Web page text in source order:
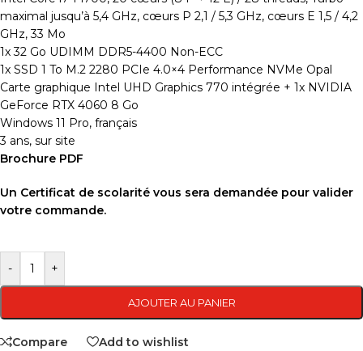
maximal jusqu’à 5,4 GHz, cœurs P 2,1 / 5,3 GHz, cœurs E 1,5 / 4,2
GHz, 33 Mo
1x 32 Go UDIMM DDR5-4400 Non-ECC
1x SSD 1 To M.2 2280 PCIe 4.0×4 Performance NVMe Opal
Carte graphique Intel UHD Graphics 770 intégrée + 1x NVIDIA
GeForce RTX 4060 8 Go
Windows 11 Pro, français
3 ans, sur site
Brochure PDF
Un Certificat de scolarité vous sera demandée pour valider
votre commande.
- +
AJOUTER AU PANIER
Compare Add to wishlist